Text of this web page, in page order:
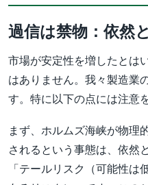
過信は禁物：依然
市場が安定性を増したとは
はありません。我々製造業
す。特に以下の点には注意
まず、ホルムズ海峡が物理
されるという事態は、依然
「テールリスク（可能性